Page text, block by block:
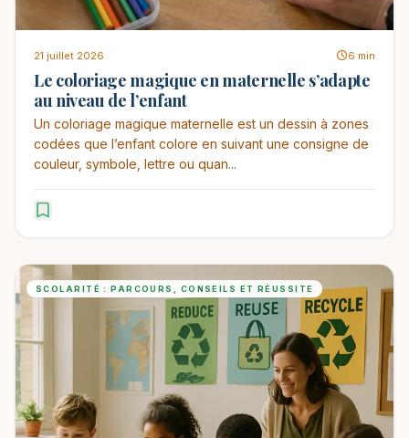
21 juillet 2026 6 min
Le coloriage magique en maternelle s’adapte
au niveau de l’enfant
Un coloriage magique maternelle est un dessin à zones
codées que l’enfant colore en suivant une consigne de
couleur, symbole, lettre ou quan...
SCOLARITÉ : PARCOURS, CONSEILS ET RÉUSSITE